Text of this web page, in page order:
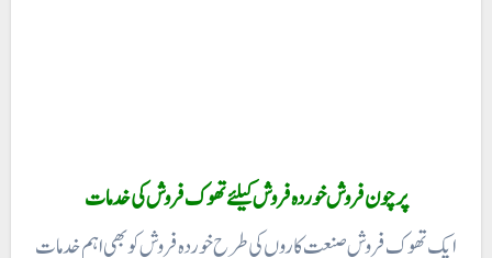
پرچون فروش خوردہ فروش کیلئے تھوک فروش کی خدمات
ایک تھوک فروش صنعت کاروں کی طرح خوردہ فروش کو بھی اہم خدمات